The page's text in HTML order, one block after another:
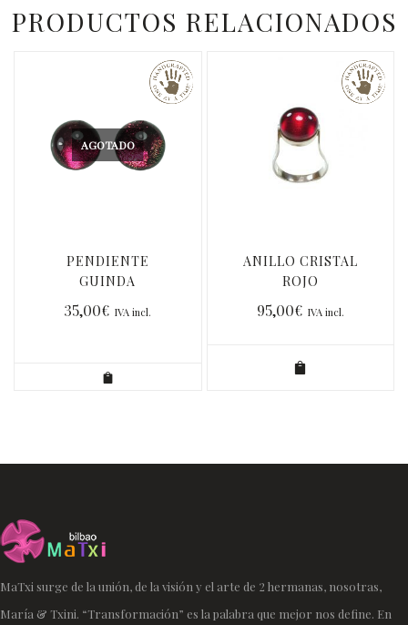
PRODUCTOS RELACIONADOS
AGOTADO
PENDIENTE
GUINDA
METALIZADO
35,00€ IVA incl.
ANILLO CRISTAL
ROJO
95,00€ IVA incl.
MaTxi surge de la unión, de la visión y el arte de 2 hermanas, nosotras,
María & Txini. “Transformación” es la palabra que mejor nos define. En